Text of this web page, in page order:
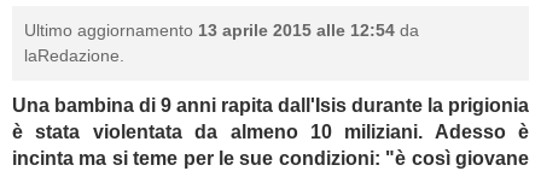
DEFINIZIONI
GASTRONOMIA
Ultimo aggiornamento 13 aprile 2015 alle 12:54 da
laRedazione.
Una bambina di 9 anni rapita dall'Isis durante la prigionia
è stata violentata da almeno 10 miliziani. Adesso è
incinta ma si teme per le sue condizioni: "è così giovane